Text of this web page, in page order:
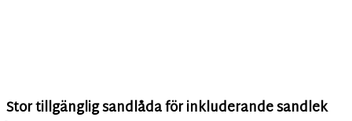
Stor tillgänglig sandlåda för inkluderande sandlek